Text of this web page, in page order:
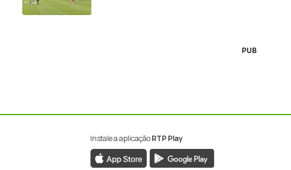
PUB
Instale a aplicaçãoRTP Play